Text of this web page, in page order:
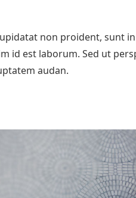
non proident, sunt
id est laborum. Sed ut
audan.